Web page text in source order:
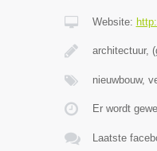
Website:
architectuur,
nieuwbouw,
Er wordt
Laatste